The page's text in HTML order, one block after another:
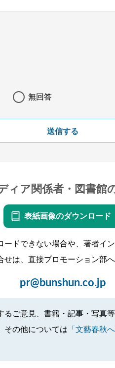
無回答
送信する
ィア関係者・図書館
表紙画像のダウンロード
ードできない場合や、著者イ
は、直接プロモーション部へ
pr@bunshun.co.jp
るご意見、書籍・記事・写真
その他については 「文藝春秋